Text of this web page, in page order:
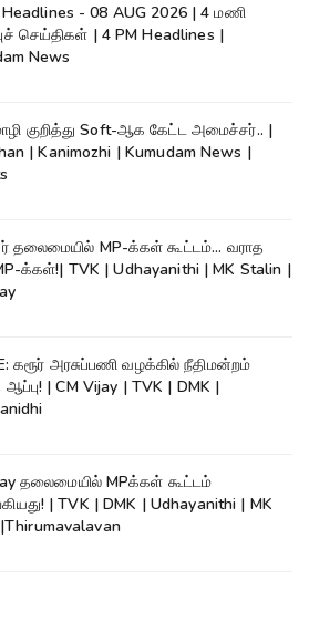
- 08 AUG 2026 | 4 மணி
செய்திகள் | 4 PM Headlines |
News
குறித்து Soft-ஆக கேட்ட அமைச்சர்.. |
| Kanimozhi | Kumudam News |
தலைமையில் MP-க்கள் கூட்டம்... வராத
க்கள்!| TVK | Udhayanithi | MK Stalin |
கரூர் அரசுப்பணி வழக்கில் நீதிமன்றம்
| CM Vijay | TVK | DMK |
தலைமையில் MPக்கள் கூட்டம்
| TVK | DMK | Udhayanithi | MK